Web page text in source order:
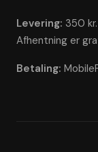
Levering: 350 kr.
Afhentning er
Betaling: